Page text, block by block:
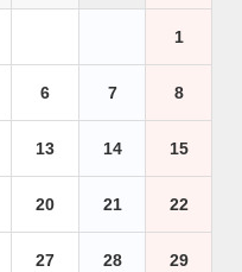
1
6 7 8
13 14 15
20 21 22
27 28 29